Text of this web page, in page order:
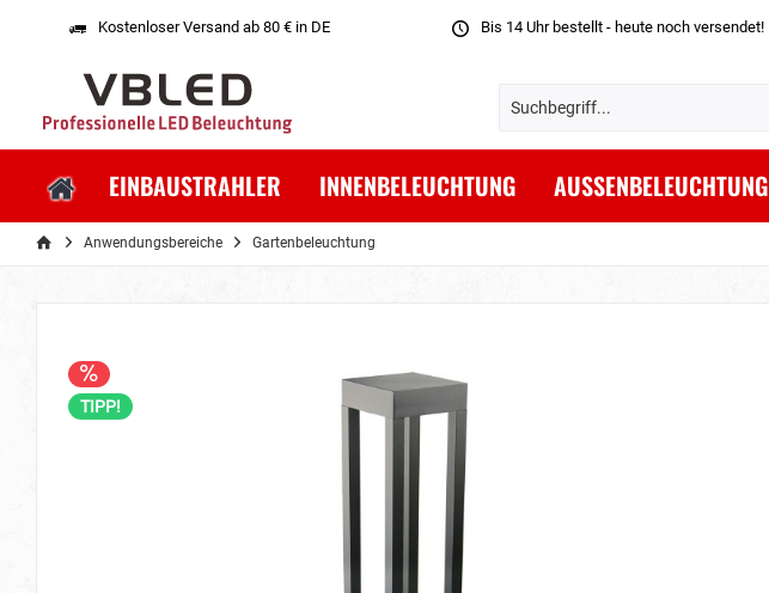
Kostenloser Versand ab 80 € in DE Bis 14 Uhr bestellt - heute noch versendet!
EINBAUSTRAHLER INNENBELEUCHTUNG AUSSENBELEUCHTUNG
Anwendungsbereiche Gartenbeleuchtung
TIPP!